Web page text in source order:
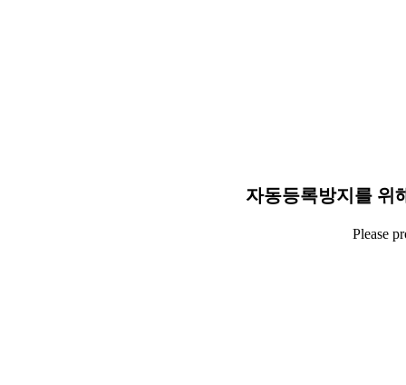
자동등록방지를 위
Please